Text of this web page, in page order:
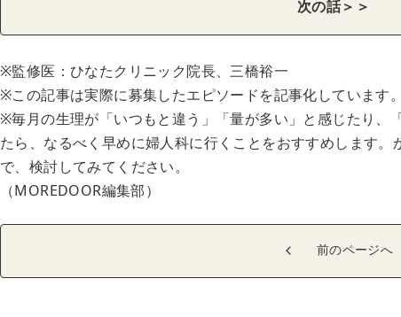
次の話＞＞
※監修医：ひなたクリニック院長、三橋裕一
※この記事は実際に募集したエピソードを記事化しています。
※毎月の生理が「いつもと違う」「量が多い」と感じたり、
たら、なるべく早めに婦人科に行くことをおすすめします
で、検討してみてください。
（MOREDOOR編集部）
前のページへ